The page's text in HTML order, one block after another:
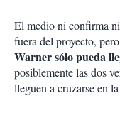
El medio ni confirma
fuera del proyecto,
Warner sólo pueda
posiblemente las dos
lleguen a cruzarse en